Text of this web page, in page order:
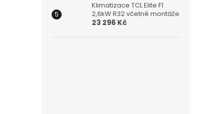
Klimatizace TCL Elite F1
2,6kW R32 včetně montáže
23 296 Kč